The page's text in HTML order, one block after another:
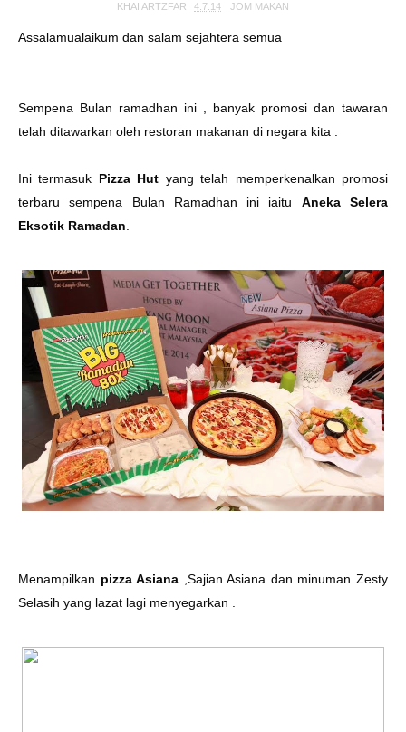
KHAI ARTZFAR 4.7.14 JOM MAKAN
Assalamualaikum dan salam sejahtera semua
Sempena Bulan ramadhan ini , banyak promosi dan tawaran
telah ditawarkan oleh restoran makanan di negara kita .
Ini termasuk Pizza Hut yang telah memperkenalkan promosi
terbaru sempena Bulan Ramadhan ini iaitu Aneka Selera
Eksotik Ramadan
Menampilkan pizza Asiana ,Sajian Asiana dan minuman Zesty
Selasih yang lazat lagi menyegarkan .